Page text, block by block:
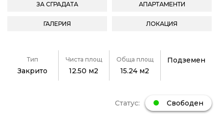
ЗА СГРАДАТА АПАРТАМЕНТИ
ГАЛЕРИЯ ЛОКАЦИЯ
Тип
Закрито
Чиста площ
12.50 м2
Обща площ
15.24 м2
Подземен
Статус: Свободен